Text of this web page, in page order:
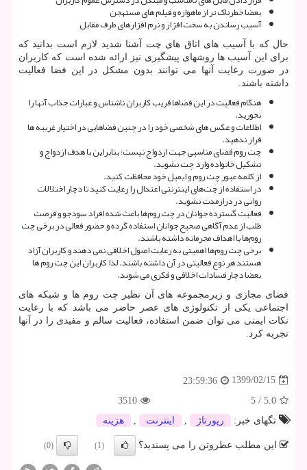
بعضا خطرناک تر از ماهواره و فیلم های مستهجن
آسیب رساندن به سخت افزار و نرم افزارهای طرف مقابل
حال که با آسیب های اتاق های چت آشنا شدید لازم است بدانید که
برای این آسیب ها روشهای پیشگیری نیز ارائه شده است که کاربران
در صورت رعایت آنها می توانند بدون مشکل در این فضا فعالیت
داشته باشند
هنگام فعالیت در این فضاها فریب کاربران ناشناس و عبارات جذاب آنها را
نخورید.
اطلاعات و عکس های شخصی خود را در چنین فضاهایی در اختیار غریبه ها
قرار ندهید.
چت روم فضای مناسبی جهت ازدواج نیست؛ بنابراین با هدف ازدواج و
تشکیل خانواده وارد چت نشوید.
از کلمه عبور چت روم و ایمیل خود محافظت کنید.
در استفاده از چت‌های اینترنتی اعتدال را رعایت کنید تا دچار اختلالات
روانی در درازمدت نشوید.
فعالیت گسترده جوانان در چت روم‌ها باعث شده افراد سودجو و فرصت
طلب از عدم آگاهی صحیح جوانان استفاده گرده و حضور فعالی در برخی چت
روم‌ها با اهداف مجرمانه داشته باشند.
برخی چت روم‌ها اهمیتی به رعایت اصول اخلاقی نمی دهند و کاربران آزاد
هستند هر نوع فعالیتی در آن داشته باشند. لذا کاربران این چت روم ها
بعضا دچار فسادات اخلاقی و فکری می شوند.
فضای مجازی و زیرمجموعه های آن نظیر چت روم ها و شبکه های
اجتماعی یکی از تکنولوژی های عصر حاضر می باشد که با رعایت
نکات ایمنی می توان ضمن استفاده، فعالیت سالم و مفیدی را در آنها
تجربه کرد
1399/02/15
23:59:36
5.0
/
5
3510
تگهای خبر:
رپورتاژ اینترنت هزینه
این مطلب عطروتن را می پسندید؟ (1)
(0)